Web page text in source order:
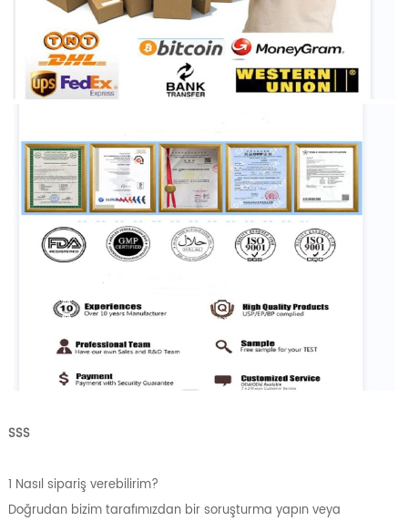
SSS
1 Nasıl sipariş verebilirim?
Doğrudan bizim tarafımızdan bir soruşturma yapın veya